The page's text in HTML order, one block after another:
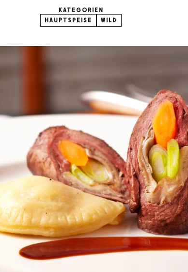
KATEGORIEN
HAUPTSPEISE
WILD